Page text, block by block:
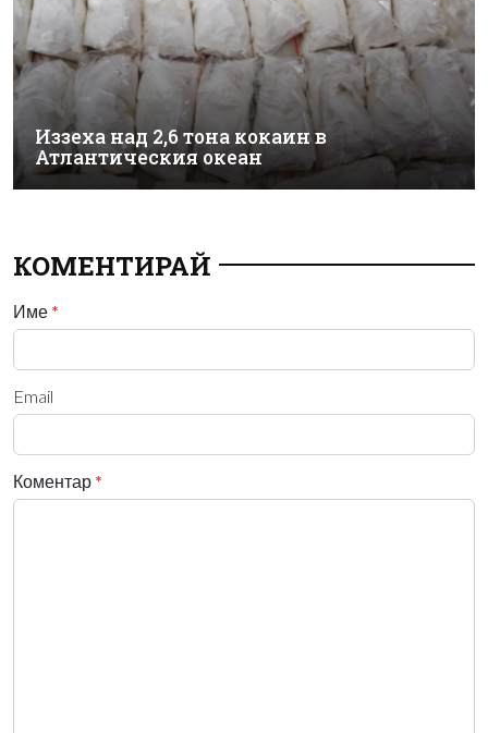
Иззеха над 2,6 тона кокаин в
Атлантическия океан
КОМЕНТИРАЙ
Име *
Email
Коментар *